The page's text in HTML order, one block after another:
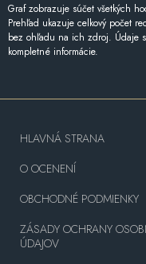
Graf zobrazuje súčet všetkých
Prehľad ukazuje celkový počet
bez ohľadu na ich zdroj. Údaje
kompletné informácie.
HLAVNÁ STRANA
O OCENENÍ
OBCHODNÉ PODMIENKY
ZÁSADY OCHRANY
ÚDAJOV